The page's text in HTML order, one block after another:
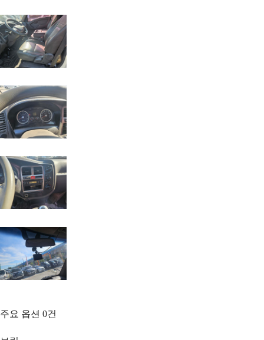
주요 옵션 0건